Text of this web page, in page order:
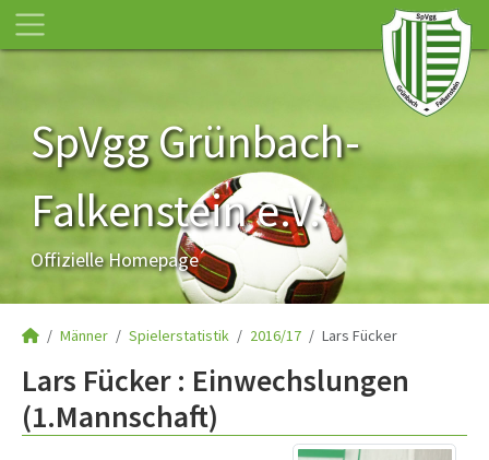
SpVgg Grünbach-
Falkenstein e.V.
Offizielle Homepage
Männer Spielerstatistik 2016/17 Lars Fücker
Lars Fücker : Einwechslungen
(1.Mannschaft)